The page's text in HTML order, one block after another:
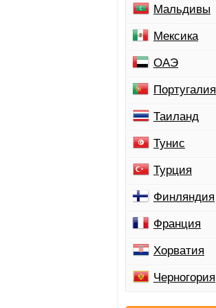
Мальдивы
Мексика
ОАЭ
Португалия
Таиланд
Тунис
Турция
Финляндия
Франция
Хорватия
Черногория